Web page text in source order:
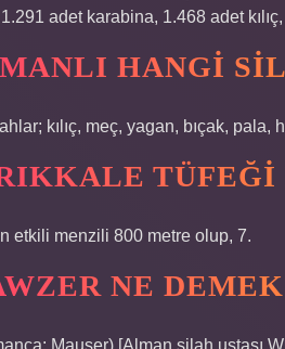
adet karabina, 1.468 adet
HANGI
kılıç, meç, yagan, bıçak, pala,
TÜFEĞI
etkili menzili 800 metre olup, 7.
NE
Mauser) [Alman silah ustası